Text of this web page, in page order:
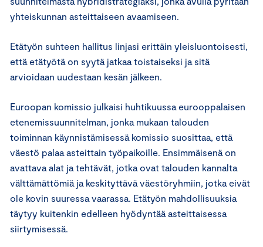
yhteiskunnan asteittaiseen avaamiseen.
Etätyön suhteen hallitus linjasi erittäin yleisluontoisesti,
että etätyötä on syytä jatkaa toistaiseksi ja sitä
arvioidaan uudestaan kesän jälkeen.
Euroopan komissio julkaisi huhtikuussa eurooppalaisen
etenemissuunnitelman, jonka mukaan talouden
toiminnan käynnistämisessä komissio suosittaa, että
väestö palaa asteittain työpaikoille. Ensimmäisenä on
avattava alat ja tehtävät, jotka ovat talouden kannalta
välttämättömiä ja keskityttävä väestöryhmiin, jotka eivät
ole kovin suuressa vaarassa. Etätyön mahdollisuuksia
täytyy kuitenkin edelleen hyödyntää asteittaisessa
siirtymisessä.